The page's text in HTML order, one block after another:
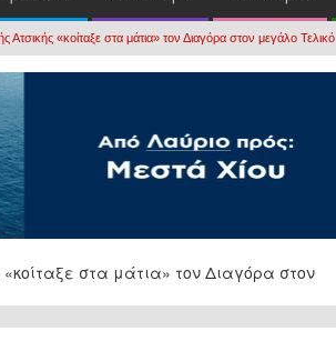
«κοίταξε στα μάτια» τον Διαγόρα στον μεγάλο Τελικό